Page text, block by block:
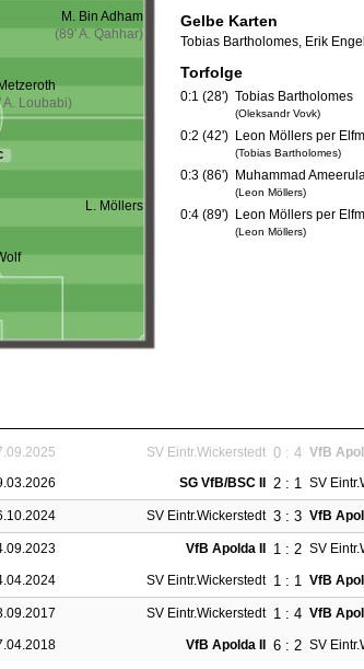
M. Bin Adham
(89' A. Qahhar)
A. Loubabi)
L. Möllers
Gelbe Karten
Tobias Bartholomes, Erik Engel
Torfolge
0:1 (28') Tobias Bartholomes
(Oleksandr Vovk)
0:2 (42') Leon Möllers per
(Tobias Bartholomes)
0:3 (86') Muhammad
(Leon Möllers)
0:4 (89') Leon Möllers per
(Leon Möllers)
SV Eintr.Wickerstedt 0 : 4 VfB
SG VfB/BSC II 2 : 1 SV
SV Eintr.Wickerstedt 3 : 3 VfB
VfB Apolda II 1 : 2 SV
SV Eintr.Wickerstedt 1 : 1 VfB
SV Eintr.Wickerstedt 1 : 4 VfB
VfB Apolda II 6 : 2 SV